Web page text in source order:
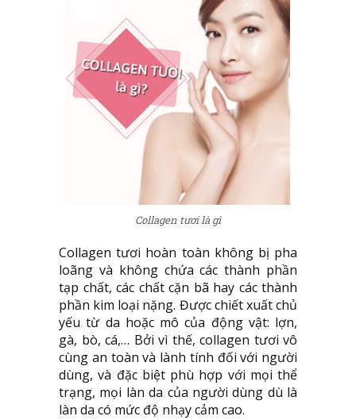
Collagen tươi là gì
Collagen tươi hoàn toàn không bị pha
loãng và không chứa các thành phần
tạp chất, các chất cặn bã hay các thành
phần kim loại nặng. Được chiết xuất chủ
yếu từ da hoặc mô của động vật: lợn,
gà, bò, cá,… Bởi vì thế, collagen tươi vô
cùng an toàn và lành tính đối với người
dùng, và đặc biệt phù hợp với mọi thể
trạng, mọi làn da của người dùng dù là
làn da có mức độ nhạy cảm cao.